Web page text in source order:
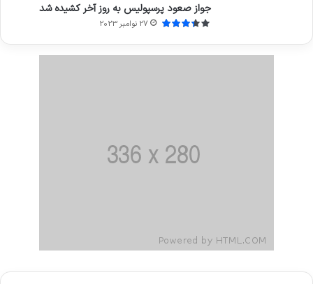
جواز صعود پرسپولیس به روز آخر کشیده شد
27 نوامبر 2023